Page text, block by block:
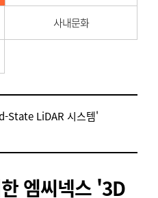
사내문화
State LiDAR 시스템'
엠씨넥스 '3D